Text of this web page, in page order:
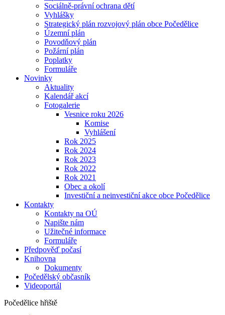
Sociálně-právní ochrana dětí
Vyhlášky
Strategický plán rozvojový plán obce Počedělice
Územní plán
Povodňový plán
Požární plán
Poplatky
Formuláře
Novinky
Aktuality
Kalendář akcí
Fotogalerie
Vesnice roku 2026
Komise
Vyhlášení
Rok 2025
Rok 2024
Rok 2023
Rok 2022
Rok 2021
Obec a okolí
Investiční a neinvestiční akce obce Počedělice
Kontakty
Kontakty na OÚ
Napište nám
Užitečné informace
Formuláře
Předpověď počasí
Knihovna
Dokumenty
Počedělský občasník
Videoportál
Počedělice hřiště